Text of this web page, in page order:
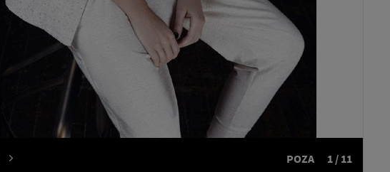
POZA 1 / 11